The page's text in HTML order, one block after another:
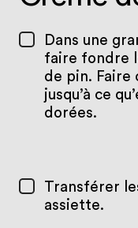
Dans une
faire fondre
de pin. Faire
jusqu’à ce
dorées.
Transférer
assiette.